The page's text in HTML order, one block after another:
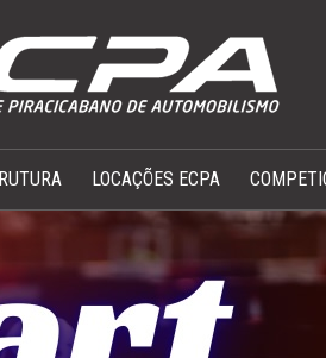
LOCAÇÕES ECPA